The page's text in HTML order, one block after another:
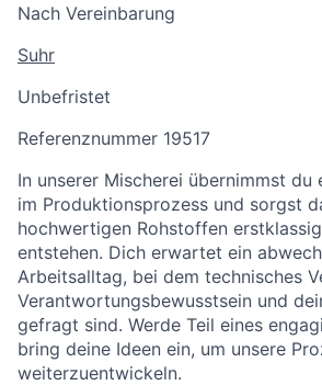
Nach Vereinbarung
Suhr
Unbefristet
Referenznummer 19517
In unserer Mischerei übernimmst du
im Produktionsprozess und sorgst
hochwertigen Rohstoffen
entstehen. Dich erwartet ein
Arbeitsalltag, bei dem technisches
Verantwortungsbewusstsein und
gefragt sind. Werde Teil eines
bring deine Ideen ein, um unsere
weiterzuentwickeln.